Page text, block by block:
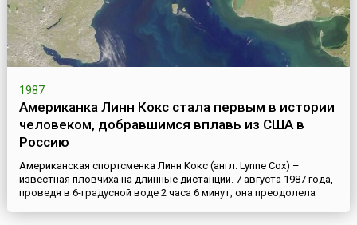
1987
Американка Линн Кокс стала первым в истории
человеком, добравшимся вплавь из США в
Россию
Американская спортсменка Линн Кокс (англ. Lynne Cox) –
известная пловчиха на длинные дистанции. 7 августа 1987 года,
проведя в 6-градусной воде 2 часа 6 минут, она преодолела